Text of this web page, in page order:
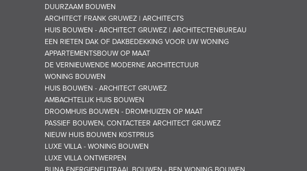
DUURZAAM BOUWEN
ARCHITECT FRANK GRUWEZ | ARCHITECTS
HUIS BOUWEN - ARCHITECT GRUWEZ | ARCHITECTENBUREAU
EEN RIETEN DAK OF DAKBEDEKKING VOOR UW WONING
APPARTEMENTSBOUW OP MAAT
DE VERNIEUWENDE MODERNE ARCHITECTUUR
WONING BOUWEN
HUIS BOUWEN - ARCHITECT GRUWEZ
AMBACHTELIJK HUIS BOUWEN
DROOMHUIS BOUWEN - DROMHUIZEN OP MAAT
PASSIEF BOUWEN, CONTACTEER ARCHITECT GRUWEZ
NIEUW HUIS BOUWEN KOSTPRIJS
LUXE VILLA - WONING BOUWEN
LUXE VILLA ONTWERPEN